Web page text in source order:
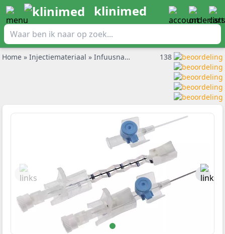
klinimed
Home » Injectiemateriaal » Infuusnaalden BD Venflon Pro
138